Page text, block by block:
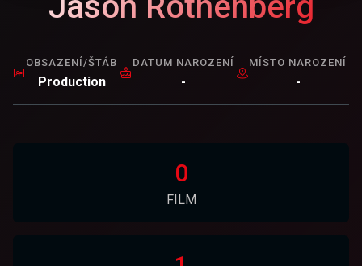
OBSAZENÍ/ŠTÁB
Production
DATUM NAROZENÍ
-
MÍSTO NAROZENÍ
-
0
FILM